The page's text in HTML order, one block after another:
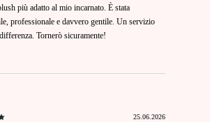
più adatto al mio incarnato. È stata
professionale e davvero gentile. Un servizio
Tornerò sicuramente!
25.06.2026